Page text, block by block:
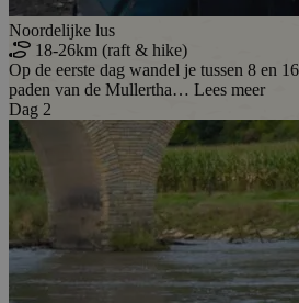
Noordelijke lus
18-26km (raft & hike)
Op de eerste dag wandel je tussen 8 en
paden van de Mullertha… Lees meer
Dag 2